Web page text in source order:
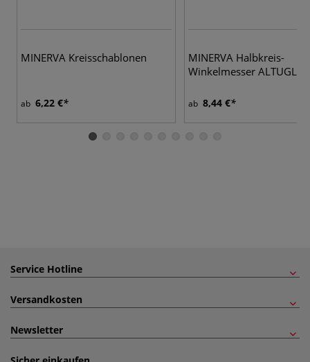
MINERVA Kreisschablonen
ab 6,22 €
MINERVA Halbkreis-
Winkelmesser
ab 8,44 €
Service Hotline
Versandkosten
Newsletter